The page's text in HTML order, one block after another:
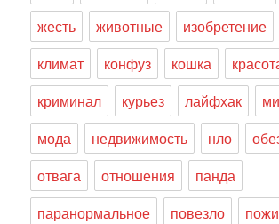
жесть
животные изобретение
климат
конфуз кошка
криминал
курьез лайфхак
мода
недвижимость нло
отвага
отношения
панда
паранормальное
повезло